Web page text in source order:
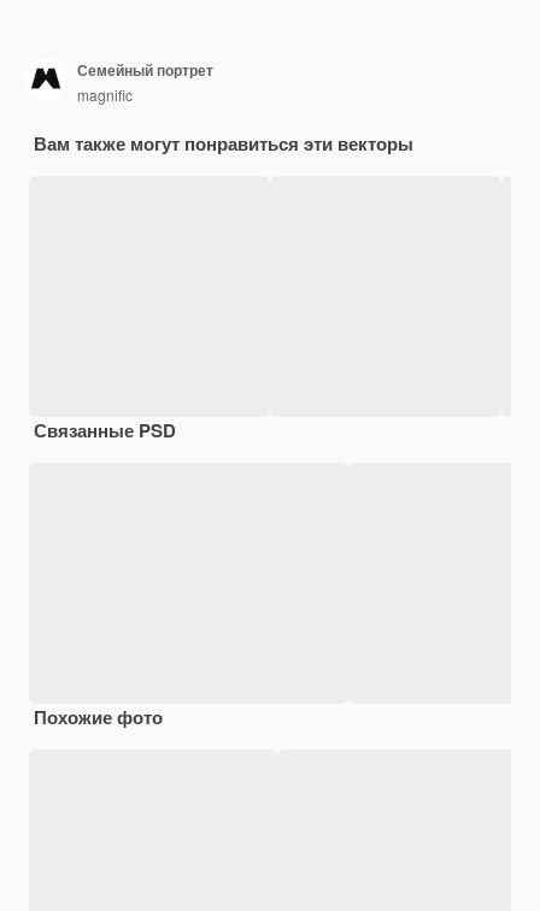
Семейный портрет
magnific
Вам также могут понравиться эти векторы
Связанные PSD
Похожие фото